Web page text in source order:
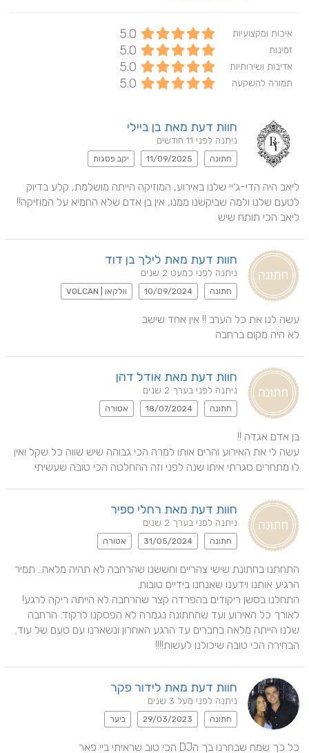
איכות ומקצועיות 5.0
זמינות 5.0
אדיבות ושירותיות 5.0
תמורה להשקעה 5.0
חוות דעת מאת בן ביילי
ניתנה לפני 11 חודשים
חתונה 11/09/2025 יקב פסגות
ליאב הכי תותח שיש
חוות דעת מאת לילך בן דוד
ניתנה לפני כמעט 2 שנים
חתונה 10/09/2024 וולקאן | VOLCAN
לא היה מקום ברחבה
חוות דעת מאת אודל דהן
ניתנה לפני בערך 2 שנים
חתונה 18/07/2024 אטורה
לו מתחרים סגרתי איתו שנה לפני וזה ההחלטה הכי טובה שעשיתי
חוות דעת מאת רחלי ספיר
ניתנה לפני בערך 2 שנים
חתונה 31/05/2024 אטורה
הבחירה הכי טובה שיכולנו לעשות!!!!
חוות דעת מאת לידור פקר
ניתנה לפני מעל 3 שנים
חתונה 29/03/2023 ביער
כל כך שמח שבחרנו בך הDJ הכי טוב שראיתי ביי פאר